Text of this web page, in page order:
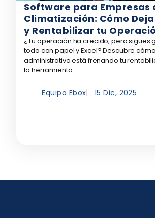
Software para Empresas
Climatización: Cómo
y Rentabilizar tu
¿Tu operación ha crecido, pero sigues
todo con papel y Excel? Descubre
administrativo está frenando tu
la herramienta...
Equipo Ebox 15 Dic, 2025